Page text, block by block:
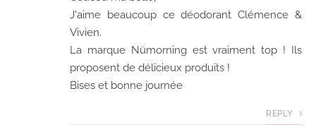
J'aime beaucoup ce déodorant Clémence &
Vivien.
La marque Nümorning est vraiment top ! Ils
proposent de délicieux produits !
Bises et bonne journée
REPLY